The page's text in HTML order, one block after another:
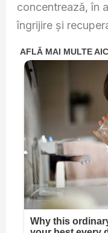
concentrează, în
îngrijire și